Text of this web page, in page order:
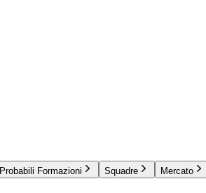
Probabili Formazioni Squadre Mercato